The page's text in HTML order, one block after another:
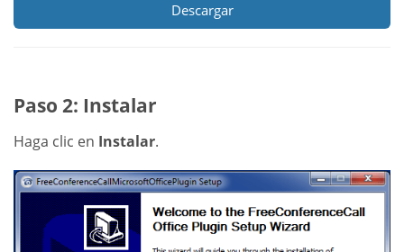
Descargar
Paso 2: Instalar
Haga clic en Instalar.